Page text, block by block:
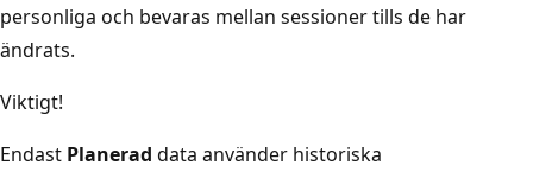
personliga och bevaras mellan sessioner tills de har
ändrats.
Viktigt!
Endast Planerad data använder historiska